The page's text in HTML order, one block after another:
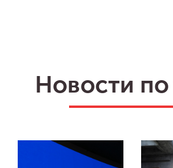
Dasturlarimiz
Новости